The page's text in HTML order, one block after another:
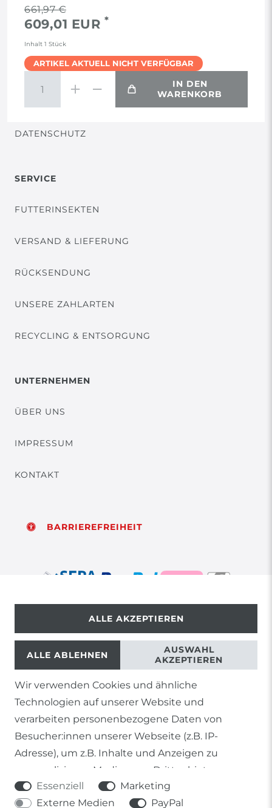
661,97 €
609,01 EUR *
Inhalt 1 Stück
ARTIKEL AKTUELL NICHT VERFÜGBAR
IN DEN
WARENKORB
RECHTLICHES
AGB
WIDERRUF
DATENSCHUTZ
SERVICE
FUTTERINSEKTEN
VERSAND & LIEFERUNG
RÜCKSENDUNG
UNSERE ZAHLARTEN
RECYCLING & ENTSORGUNG
UNTERNEHMEN
ÜBER UNS
IMPRESSUM
KONTAKT
BARRIEREFREIHEIT
© Copyright 2026 | Alle Rechte vorbehalten.
1) Gilt nicht für Sendungen mit Futterinsekten,
Lebendpflanzen, Frostfutter oder lebende Tiere, sowie
Lieferungen per Spedition
2) gilt für sofort lieferbare Artikel und Produkte die keine
gesonderte Versandregelung besitzen.
Prozentangaben von Sonderangeboten auf die Ersparnis
gegenüber der UVP des Herstellers.
Wir verwenden Cookies und ähnliche
Technologien auf unserer Website und
verarbeiten personenbezogene Daten von
Besucher:innen unserer Webseite (z.B. IP-
Adresse), um z.B. Inhalte und Anzeigen zu
personalisieren, Medien von Drittanbietern
einzubinden oder Zugriffe auf unsere Website zu
analysieren. Die Datenverarbeitung erfolgt erst
Essenziell
Marketing
Externe Medien
PayPal
ALLE AKZEPTIEREN
ALLE ABLEHNEN
AUSWAHL
AKZEPTIEREN